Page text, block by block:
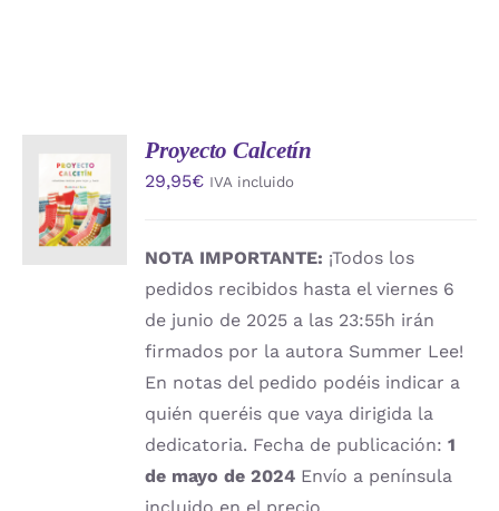
AÑADIR
AL
CARRITO
/
DETALLES
Proyecto Calcetín
29,95€ IVA incluido
NOTA IMPORTANTE: ¡Todos los
pedidos recibidos hasta el viernes 6
de junio de 2025 a las 23:55h irán
firmados por la autora Summer Lee!
En notas del pedido podéis indicar a
quién queréis que vaya dirigida la
dedicatoria. Fecha de publicación:1
de mayo de 2024 Envío a península